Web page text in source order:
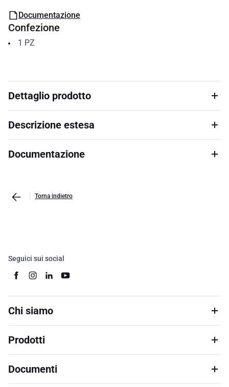
Documentazione
Confezione
1 PZ
Dettaglio prodotto
Descrizione estesa
Documentazione
Torna indietro
Seguici sui social
Chi siamo
Prodotti
Documenti